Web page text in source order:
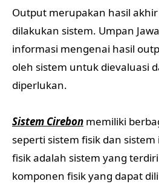
Output merupakan hasil
dilakukan sistem. Umpan
informasi mengenai hasil
oleh sistem untuk dievaluasi
diperlukan.
Sistem Cirebon memiliki
seperti sistem fisik dan
fisik adalah sistem yang
komponen fisik yang dapat